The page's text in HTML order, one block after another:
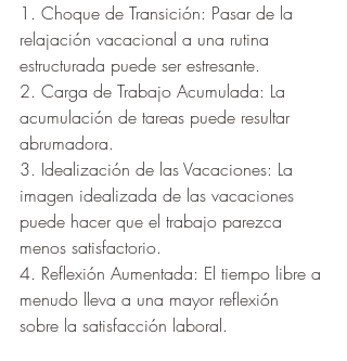
1. Choque de Transición: Pasar de la
relajación vacacional a una rutina
estructurada puede ser estresante.
2. Carga de Trabajo Acumulada: La
acumulación de tareas puede resultar
abrumadora.
3. Idealización de las Vacaciones: La
imagen idealizada de las vacaciones
puede hacer que el trabajo parezca
menos satisfactorio.
4. Reflexión Aumentada: El tiempo libre a
menudo lleva a una mayor reflexión
sobre la satisfacción laboral.